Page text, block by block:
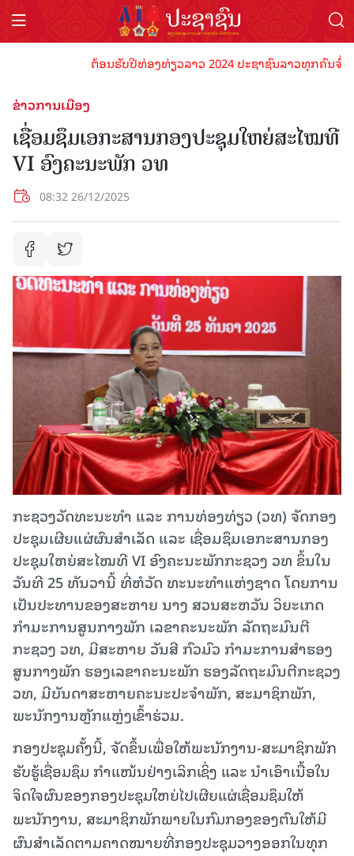
ຕ້ອນຮັບປີທ່ອງທ່ຽວລາວ 2024 ປະຊາຊົນລາວທຸກຄົນຈົ່ງ
ຂ່າວການເມືອງ
ເຊື່ອມຊຶມເອກະສານກອງປະຊຸມໃຫຍ່ສະໄໝທີ
VI ອົງຄະນະພັກ ວທ
08:32 26/12/2025
ກະຊວງວັດທະນະທໍາ ແລະ ການທ່ອງທ່ຽວ (ວທ) ຈັດກອງ
ປະຊຸມເຜີຍແຜ່ຜົນສຳເລັດ ແລະ ເຊື່ອມຊຶມເອກະສານກອງ
ປະຊຸມໃຫຍ່ສະໄໝທີ VI ອົງຄະນະພັກກະຊວງ ວທ ຂຶ້ນໃນ
ວັນທີ 25 ທັນວານີ້ ທີ່ຫໍວັດ ທະນະທໍາແຫ່ງຊາດ ໂດຍການ
ເປັນປະທານຂອງສະຫາຍ ນາງ ສວນສະຫວັນ ວິຍະເກດ
ກໍາມະການສູນກາງພັກ ເລຂາຄະນະພັກ ລັດຖະມົນຕີ
ກະຊວງ ວທ, ມີສະຫາຍ ວັນສີ ກົວມົວ ກຳມະການສຳຮອງ
ສູນກາງພັກ ຮອງເລຂາຄະນະພັກ ຮອງລັດຖະມົນຕີກະຊວງ
ວທ, ມີບັນດາສະຫາຍຄະນະປະຈໍາພັກ, ສະມາຊິກພັກ,
ພະນັກງານຫຼັກແຫຼ່ງເຂົ້າຮ່ວມ.
ກອງປະຊຸມຄັ້ງນີ້, ຈັດຂຶ້ນເພື່ອໃຫ້ພະນັກງານ-ສະມາຊິກພັກ
ຮັບຮູ້ເຊື່ອມຊຶມ ກຳແໜ້ນຢ່າງເລິກເຊິ່ງ ແລະ ນຳເອົາເນື້ອໃນ
ຈິດໃຈຜົນຂອງກອງປະຊຸມໃຫຍ່ໄປເຜີຍແຜ່ເຊື່ອມຊຶມໃຫ້
ພະນັກງານ, ສະມາຊິກພັກພາຍໃນກົມກອງຂອງຕົນໃຫ້ມີ
ຜົນສຳເລັດຕາມຄາດໝາຍທີ່ກອງປະຊຸມວາງອອກໃນທຸກ